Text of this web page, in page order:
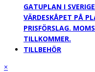
GATUPLAN I
VÄRDESKÅPET PÅ
PRISFÖRSLAG.
TILLKOMMER.
TILLBEHÖR
×